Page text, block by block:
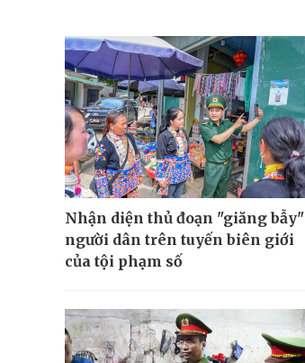
Nhận diện thủ đoạn "giăng bẫy"
người dân trên tuyến biên giới
của tội phạm số